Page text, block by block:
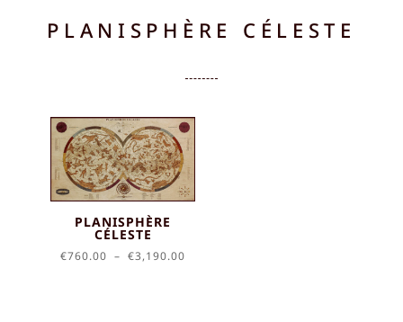
PLANISPHÈRE CÉLESTE
PLANISPHÈRE
CÉLESTE
€760.00 – €3,190.00